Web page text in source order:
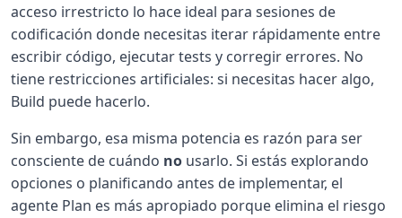
acceso irrestricto lo hace ideal para sesiones de
codificación donde necesitas iterar rápidamente entre
escribir código, ejecutar tests y corregir errores. No
tiene restricciones artificiales: si necesitas hacer algo,
Build puede hacerlo.
Sin embargo, esa misma potencia es razón para ser
consciente de cuándo no usarlo. Si estás explorando
opciones o planificando antes de implementar, el
agente Plan es más apropiado porque elimina el riesgo